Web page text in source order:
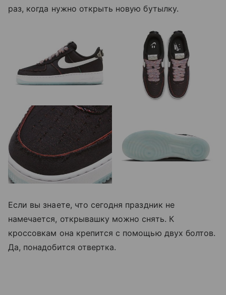
раз, когда нужно открыть новую бутылку.
Если вы знаете, что сегодня праздник не
намечается, открывашку можно снять. К
кроссовкам она крепится с помощью двух болтов.
Да, понадобится отвертка.